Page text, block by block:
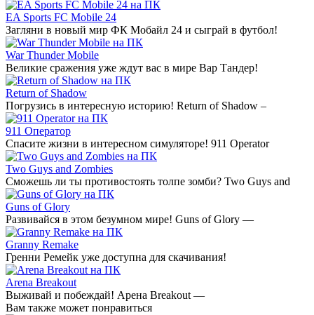
EA Sports FC Mobile 24
Загляни в новый мир ФК Мобайл 24 и сыграй в футбол!
War Thunder Mobile
Великие сражения уже ждут вас в мире Вар Тандер!
Return of Shadow
Погрузись в интересную историю! Return of Shadow –
911 Оператор
Спасите жизни в интересном симуляторе! 911 Operator
Two Guys and Zombies
Сможешь ли ты противостоять толпе зомби? Two Guys and
Guns of Glory
Развивайся в этом безумном мире! Guns of Glory —
Granny Remake
Гренни Ремейк уже доступна для скачивания!
Arena Breakout
Выживай и побеждай! Арена Breakout —
Вам также может понравиться